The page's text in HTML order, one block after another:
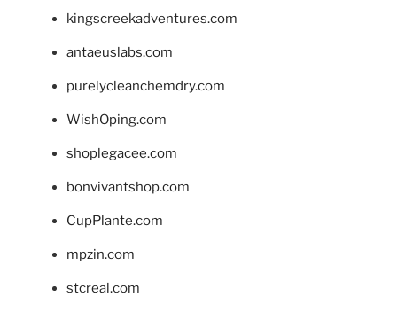
kingscreekadventures.com
antaeuslabs.com
purelycleanchemdry.com
WishOping.com
shoplegacee.com
bonvivantshop.com
CupPlante.com
mpzin.com
stcreal.com